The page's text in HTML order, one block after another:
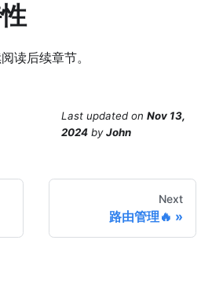
读后续章节。
Last updated on Nov 13,
2024 byJohn
Next
路由管理🔥